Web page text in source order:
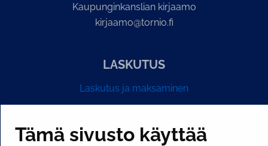
Tämä sivusto käyttää
Kaupunginkanslian kirjaamo
kirjaamo@tornio.fi
LASKUTUS
Laskutus ja maksaminen